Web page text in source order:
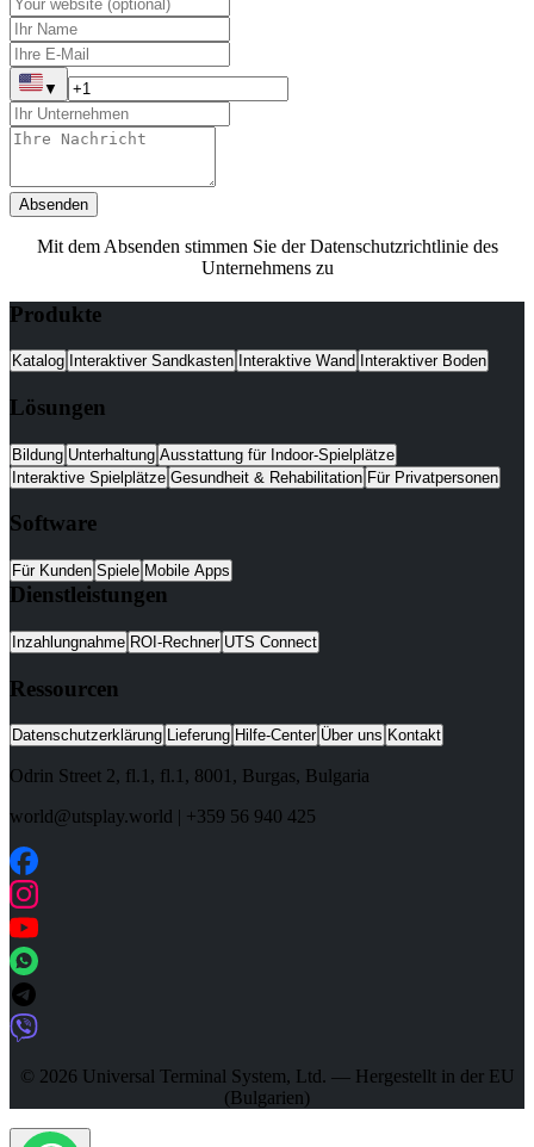
▼
Absenden
Mit dem Absenden stimmen Sie der Datenschutzrichtlinie des
Unternehmens zu
Produkte
Katalog Interaktiver Sandkasten Interaktive Wand Interaktiver Boden
Lösungen
Bildung Unterhaltung Ausstattung für Indoor-Spielplätze
Interaktive Spielplätze Gesundheit & Rehabilitation Für Privatpersonen
Software
Für Kunden Spiele Mobile Apps
Dienstleistungen
Inzahlungnahme ROI-Rechner UTS Connect
Ressourcen
Datenschutzerklärung Lieferung Hilfe-Center Über uns Kontakt
Odrin Street 2, fl.1 , fl.1, 8001 , Burgas, Bulgaria
world@utsplay.world | +359 56 940 425
© 2026 Universal Terminal System, Ltd. — Hergestellt in der EU
(Bulgarien)